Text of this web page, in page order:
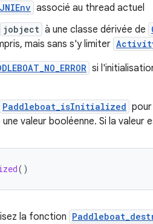
JNIEnv associé au thread actuel
jobject à une classe dérivée de
mais sans s'y limiter
si
Paddleboat_isInitialized
valeur booléenne. Si la valeur
()
la fonction